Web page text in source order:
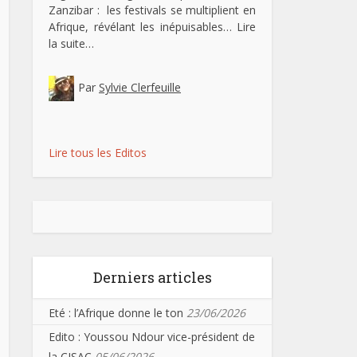
Zanzibar : les festivals se multiplient en
Afrique, révélant les inépuisables… Lire
la suite…
Par Sylvie Clerfeuille
Lire tous les Editos
Derniers articles
Eté : l’Afrique donne le ton 23/06/2026
Edito : Youssou Ndour vice-président de